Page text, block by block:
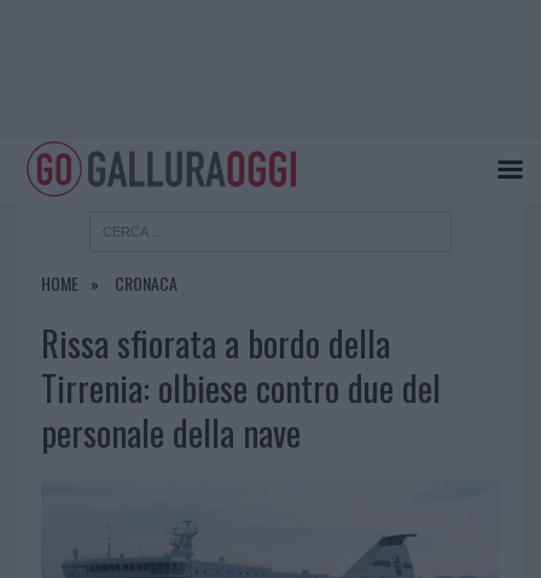
HOME CRONACA
Rissa sfiorata a bordo della
Tirrenia: olbiese contro due del
personale della nave